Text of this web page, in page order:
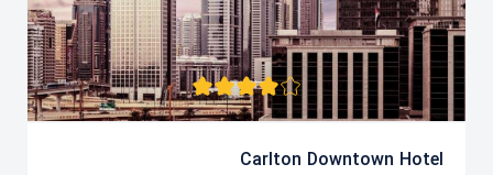
Carlton Downtown Hotel